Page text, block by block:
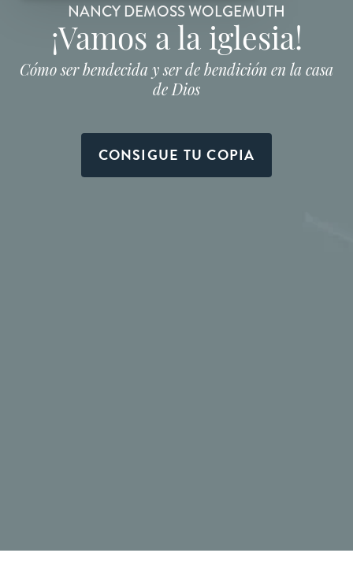
NANCY DEMOSS WOLGEMUTH
¡Vamos a la iglesia!
Cómo ser bendecida y ser de bendición en la casa
de Dios
CONSIGUE TU COPIA